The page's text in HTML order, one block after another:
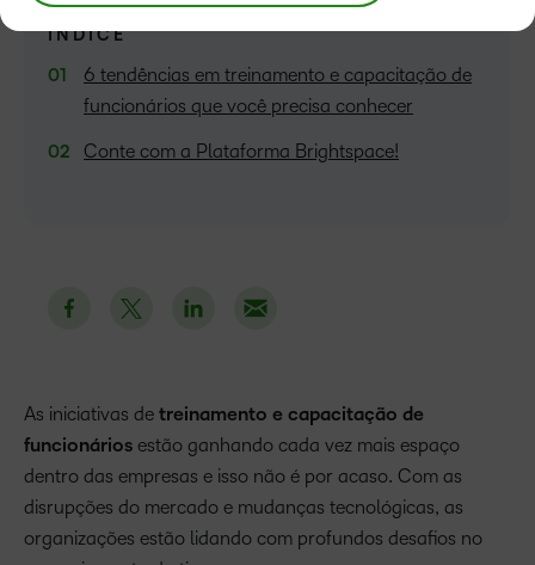
As iniciativas de treinamento e capacitação de
funcionários estão ganhando cada vez mais espaço
dentro das empresas e isso não é por acaso. Com as
disrupções do mercado e mudanças tecnológicas, as
organizações estão lidando com profundos desafios no
ÍNDICE
6 tendências em treinamento e capacitação de
funcionários que você precisa conhecer
Conte com a Plataforma Brightspace!